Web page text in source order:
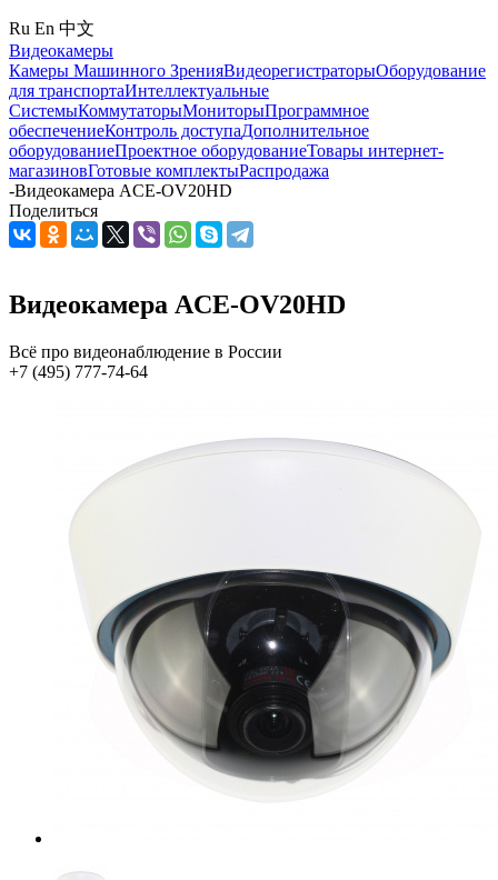
Ru En 中文
Видеокамеры
Камеры Машинного ЗренияВидеорегистраторыОборудование
для транспортаИнтеллектуальные
СистемыКоммутаторыМониторыПрограммное
обеспечениеКонтроль доступаДополнительное
оборудованиеПроектное оборудованиеТовары интернет-
магазиновГотовые комплектыРаспродажа
-Видеокамера ACE-OV20HD
Поделиться
Видеокамера ACE-OV20HD
Всё про видеонаблюдение в России
+7 (495) 777-74-64